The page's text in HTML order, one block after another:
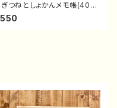
ぎつねとしょかんメモ帳(40
)